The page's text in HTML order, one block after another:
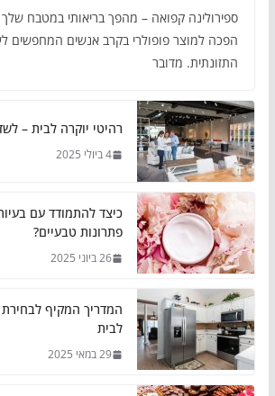
ספירולינה קפואה – מהפך בריאותי במטבח שלך
הפכה למוצר פופולרי בקרב אנשים המחפשים
התזונתית. מדובר
רהיטי יוקרה לבית –
4 ביולי 2025
כיצד להתמודד עם
פתרונות טבעיים?
26 ביוני 2025
המדריך המקיף
לבית
29 במאי 2025